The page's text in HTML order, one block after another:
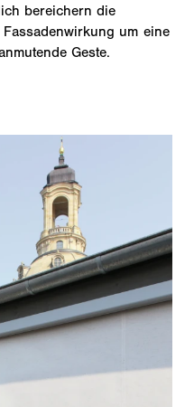
bereichern die
um eine
Geste.